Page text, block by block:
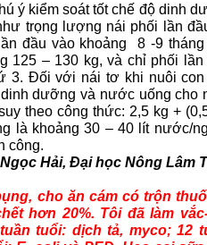
ý kiểm soát tốt chế độ dinh
trọng lượng nái phối lần
đầu vào khoảng 8 -9
125 – 130 kg, và chỉ phối lần
3. Đối với nái tơ khi nuôi con
dưỡng và nước uống cho
theo công thức: 2,5 kg +
là khoảng 30 – 40 lít nước/
công.
Hải, Đại học Nông Lâm
cho ăn cám có trộn
hơn 20%. Tôi đã làm
tuổi: dịch tả, myco; 12